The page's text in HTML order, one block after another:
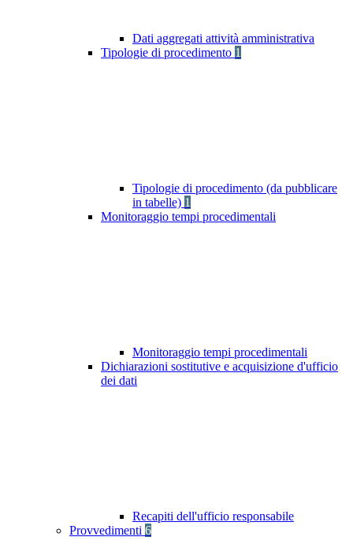
Dati aggregati attività amministrativa
Tipologie di procedimento 1
Tipologie di procedimento (da pubblicare
in tabelle) 1
Monitoraggio tempi procedimentali
Monitoraggio tempi procedimentali
Dichiarazioni sostitutive e acquisizione d'ufficio
dei dati
Recapiti dell'ufficio responsabile
Provvedimenti 6